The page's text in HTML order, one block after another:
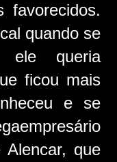
favorecidos.
quando se
ele queria
ficou mais
e se
que